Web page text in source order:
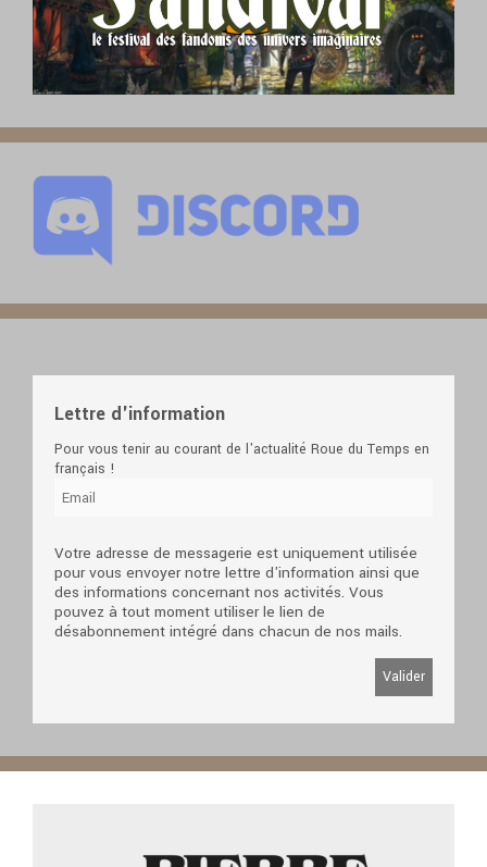
Lettre d'information
Pour vous tenir au courant de l'actualité Roue du Temps en
français !
Votre adresse de messagerie est uniquement utilisée
pour vous envoyer notre lettre d'information ainsi que
des informations concernant nos activités. Vous
pouvez à tout moment utiliser le lien de
désabonnement intégré dans chacun de nos mails.